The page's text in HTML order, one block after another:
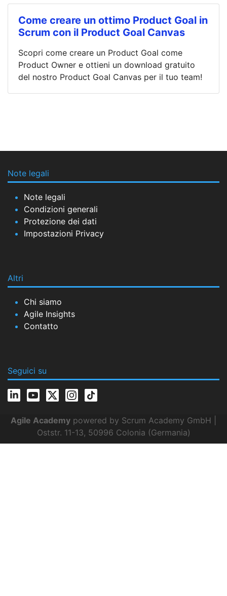
Come creare un ottimo Product Goal in
Scrum con il Product Goal Canvas
Scopri come creare un Product Goal come
Product Owner e ottieni un download gratuito
del nostro Product Goal Canvas per il tuo team!
Note legali
Note legali
Condizioni generali
Protezione dei dati
Impostazioni Privacy
Altri
Chi siamo
Agile Insights
Contatto
Seguici su
Agile Academy powered by Scrum Academy GmbH |
Oststr. 11-13, 50996 Colonia (Germania)